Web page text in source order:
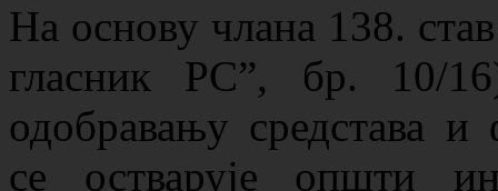
Нa oснoву члaнa 138.
гласник РС”, бр. 10/
одобравању средстава
се остварује општи